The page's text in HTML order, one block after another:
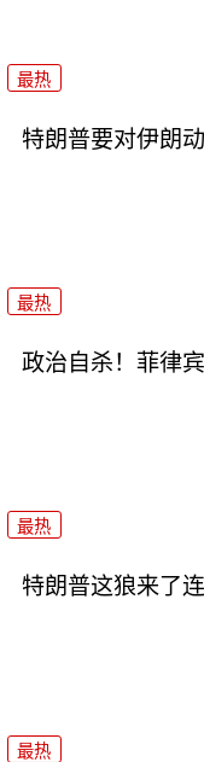
最热
特朗普要对伊朗
最热
政治自杀！菲律
最热
特朗普这狼来了
最热